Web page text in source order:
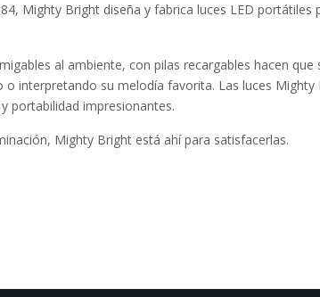
Mighty Bright diseña y fabrica luces LED
al ambiente, con pilas recargables hacen
interpretando su melodía favorita. Las luces
portabilidad impresionantes.
Mighty Bright está ahí para satisfacerlas.